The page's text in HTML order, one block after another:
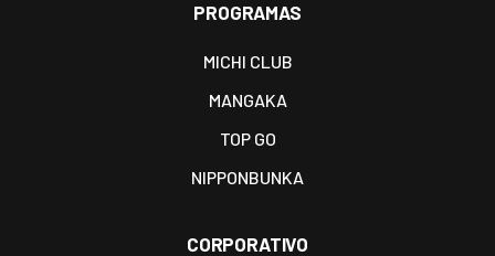
PROGRAMAS
MICHI CLUB
MANGAKA
TOP GO
NIPPONBUNKA
CORPORATIVO